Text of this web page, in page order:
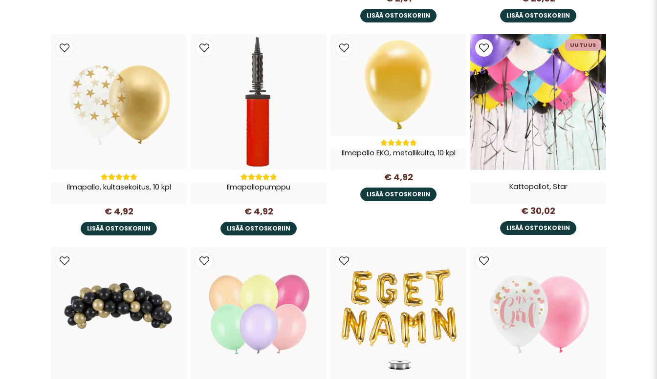
LISÄÄ OSTOSKORIIN LISÄÄ OSTOSKORIIN
Ilmapallo, kultasekoitus, 10 kpl
€ 4,92
LISÄÄ OSTOSKORIIN
Ilmapallopumppu
€ 4,92
LISÄÄ OSTOSKORIIN
Ilmapallo EKO, metallikulta, 10 kpl
€ 4,92
LISÄÄ OSTOSKORIIN
Kattopallot, Star
€ 30,02
LISÄÄ OSTOSKORIIN
UUTUUS